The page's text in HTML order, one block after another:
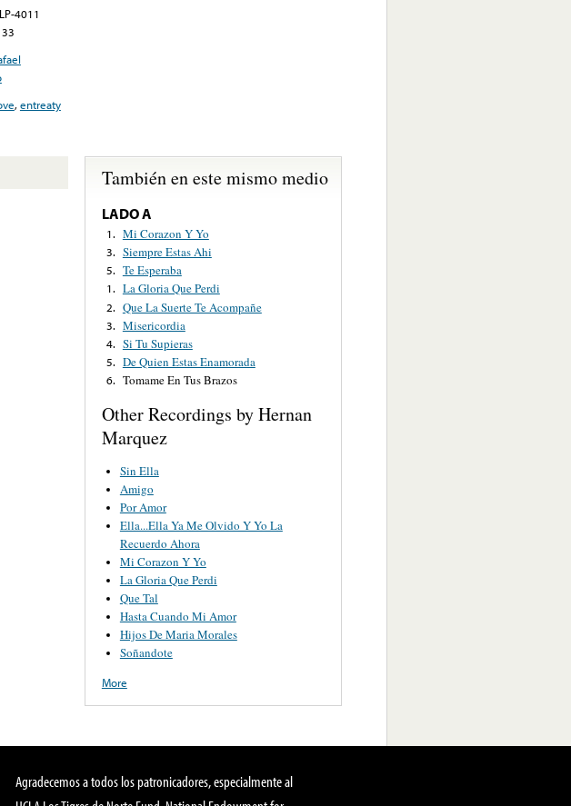
4011
33
,entreaty
También en este mismo medio
LADO A
1. Mi Corazon Y Yo
3. Siempre Estas Ahi
5. Te Esperaba
1. La Gloria Que Perdi
2. Que La Suerte Te Acompañe
3. Misericordia
4. Si Tu Supieras
5. De Quien Estas Enamorada
6. Tomame En Tus Brazos
Other Recordings by Hernan
Marquez
Sin Ella
Amigo
Por Amor
Ella...Ella Ya Me Olvido Y Yo La
Recuerdo Ahora
Mi Corazon Y Yo
La Gloria Que Perdi
Que Tal
Hasta Cuando Mi Amor
Hijos De Maria Morales
Soñandote
More
Agradecemos a todos los patronicadores, especialmente al